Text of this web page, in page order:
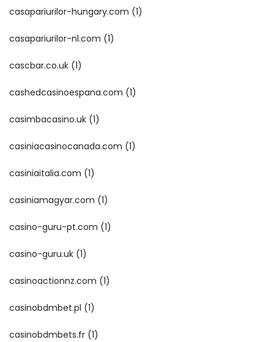
casapariurilor-hungary.com (1)
casapariurilor-nl.com (1)
cascbar.co.uk (1)
cashedcasinoespana.com (1)
casimbacasino.uk (1)
casiniacasinocanada.com (1)
casiniaitalia.com (1)
casiniamagyar.com (1)
casino-guru-pt.com (1)
casino-guru.uk (1)
casinoactionnz.com (1)
casinobdmbet.pl (1)
casinobdmbets.fr (1)